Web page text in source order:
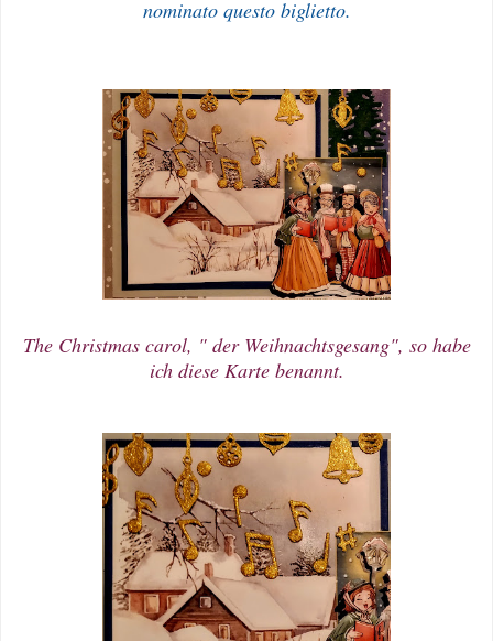
nominato questo biglietto.
The Christmas carol, " der Weihnachtsgesang", so habe
ich diese Karte benannt.